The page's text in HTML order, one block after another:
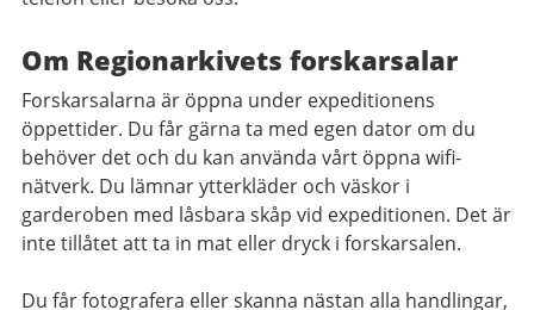
Om Regionarkivets forskarsalar
Forskarsalarna är öppna under expeditionens
öppettider. Du får gärna ta med egen dator om du
behöver det och du kan använda vårt öppna wifi-
nätverk. Du lämnar ytterkläder och väskor i
garderoben med låsbara skåp vid expeditionen. Det är
inte tillåtet att ta in mat eller dryck i forskarsalen.
Du får fotografera eller skanna nästan alla handlingar,